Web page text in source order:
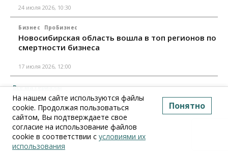
24 июля 2026, 10:30
Бизнес ПроБизнес
Новосибирская область вошла в топ регионов по
смертности бизнеса
17 июля 2026, 12:00
Все материалы
На нашем сайте используются файлы
cookie. Продолжая пользоваться
сайтом, Вы подтверждаете свое
согласие на использование файлов
cookie в соответствии с условиями их
использования
Понятно